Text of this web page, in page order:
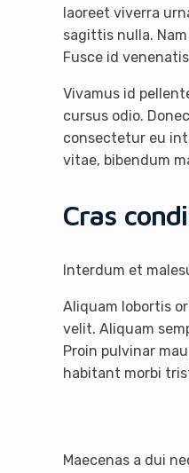
laoreet viverra
sagittis nulla.
Fusce id
Vivamus id
cursus odio.
consectetur eu
vitae, bibendum
Cras
Interdum et
Aliquam lobortis
velit. Aliquam
Proin pulvinar
habitant morbi
Maecenas a dui